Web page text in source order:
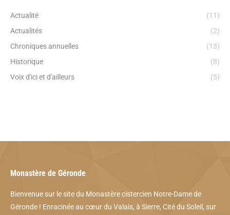
Actualité
(11)
Actualités
(2)
Chroniques annuelles
(13)
Historique
(8)
Voix d'ici et d'ailleurs
(5)
Monastère de Géronde
Bienvenue sur le site du Monastère cistercien Notre-Dame de
Géronde ! Enracinée au cœur du Valais, à Sierre, Cité du Soleil, sur